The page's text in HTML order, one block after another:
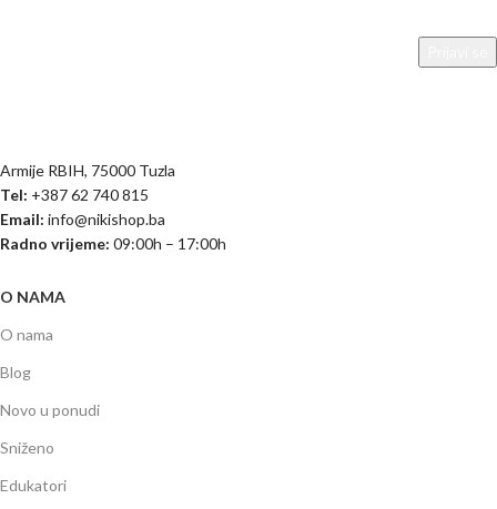
Armije RBIH, 75000 Tuzla
Tel: +387 62 740 815
Email: info@nikishop.ba
Radno vrijeme: 09:00h – 17:00h
O NAMA
O nama
Blog
Novo u ponudi
Sniženo
Edukatori